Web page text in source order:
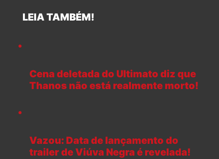
LEIA TAMBÉM!
Cena deletada do Ultimato diz que
Thanos não está realmente morto!
Vazou: Data de lançamento do
trailer de Viúva Negra é revelada!